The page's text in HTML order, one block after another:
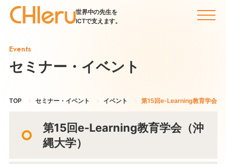
世界中の先生を
ICTで支えます。
Events
セミナー・イベント
TOP セミナー・イベント イベント 第15回e-Learning教育学会（
第15回e-Learning教育学会（沖
縄大学）